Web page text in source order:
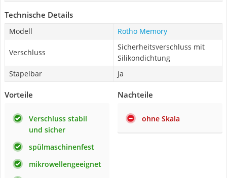
Technische Details
Modell Rotho Memory
Verschluss
Sicherheitsverschluss mit
Silikondichtung
Stapelbar
Ja
Vorteile
Verschluss stabil
und sicher
spülmaschinenfest
mikrowellengeeignet
Nachteile
ohne Skala